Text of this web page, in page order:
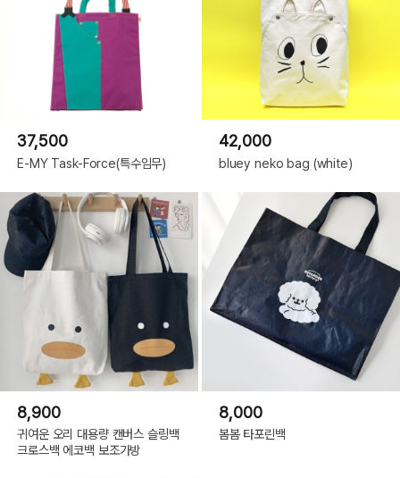
37,500
E-MY Task-Force(특수임무)
42,000
bluey neko bag (white)
8,900
귀여운 오리 대용량 캔버스 슬링백
크로스백 에코백 보조가방
8,000
봄봄 타포린백